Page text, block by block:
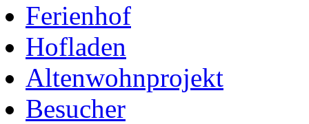
Ferienhof
Hofladen
Altenwohnprojekt
Besucher